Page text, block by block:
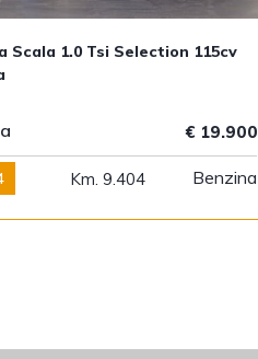
Scala 1.0 Tsi Selection 115cv
€ 19.900
Km. 9.404 Benzina